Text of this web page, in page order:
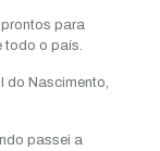
para
todo o país.
do Nascimento,
passei a